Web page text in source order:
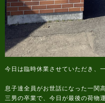
今日は臨時休業させていただき、
息子達全員がお世話になった一関高
三男の卒業で、今日が最後の荷物